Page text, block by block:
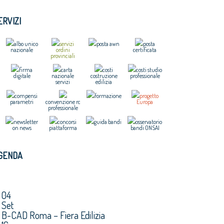
albo unico
nazionale
servizi
ordini
provinciali
posta awn
posta
certificata
firma
digitale
carta
nazionale
servizi
costi
costruzione
edilizia
costi studio
professionale
compensi
parametri
convenzione rc
professionale
formazione
progetto
Europa
newsletter
on news
concorsi
piattaforma
guida bandi
osservatorio
bandi ONSAI
04
Set
B-CAD Roma – Fiera Edilizia